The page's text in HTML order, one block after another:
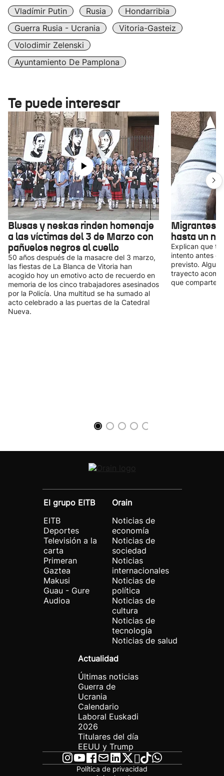
Vladímir Putin
Rusia
Hondarribia
Guerra Rusia - Ucrania
Vitoria-Gasteiz
Volodimir Zelenski
Ayuntamiento De Pamplona
Te puede interesar
Blusas y neskas rinden homenaje
a las víctimas del 3 de Marzo con
pañuelos negros al cuello
50 años después de la masacre del 3 marzo,
las fiestas de La Blanca de Vitoria han
acogido hoy un emotivo acto de recuerdo en
memoria de los cinco trabajadores asesinados
por la Policía. Una multitud se ha sumado al
acto celebrado a las puertas de la Catedral
Nueva.
Migrantes
hasta un
Explican que
intento antes
previsto.
trayecto
que comparten
El grupo EITB
EITB
Deportes
Televisión a la
carta
Primeran
Gaztea
Makusi
Guau - Gure
Audioa
Orain
Noticias de
economía
Noticias de
sociedad
Noticias
internacionales
Noticias de
política
Noticias de
cultura
Noticias de
tecnología
Noticias de salud
Actualidad
Últimas noticias
Guerra de
Ucrania
Calendario
Laboral Euskadi
2026
Titulares del día
EEUU y Trump
Política de privacidad